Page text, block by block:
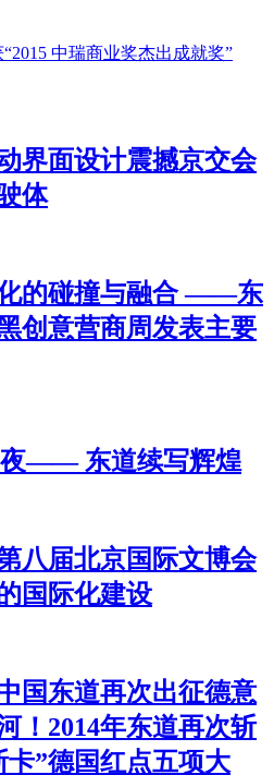
中瑞商业奖杰出成就奖”
界面设计震撼京交会
体
的碰撞与融合 ——东
创意营商周发表主要
夜—— 东道续写辉煌
八届北京国际文博会
国际化建设
国东道再次出征德意
！2014年东道再次斩
卡”德国红点五项大